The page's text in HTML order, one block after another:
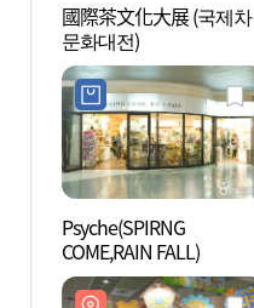
國際茶文化大展 (국제차
문화대전)
Psyche(SPIRNG
COME,RAIN FALL)